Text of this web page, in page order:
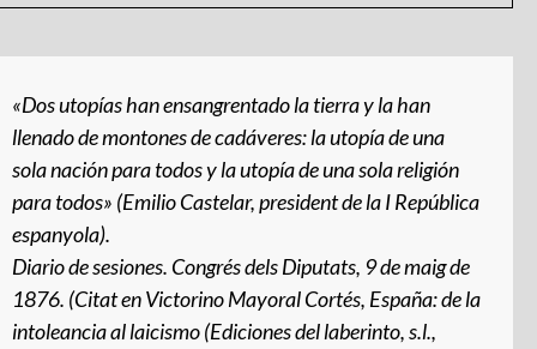
«Dos utopías han ensangrentado la tierra y la han
llenado de montones de cadáveres: la utopía de una
sola nación para todos y la utopía de una sola religión
para todos» (Emilio Castelar, president de la I República
espanyola).
Diario de sesiones. Congrés dels Diputats, 9 de maig de
1876. (Citat en Victorino Mayoral Cortés, España: de la
intoleancia al laicismo(Ediciones del laberinto, s.l.,